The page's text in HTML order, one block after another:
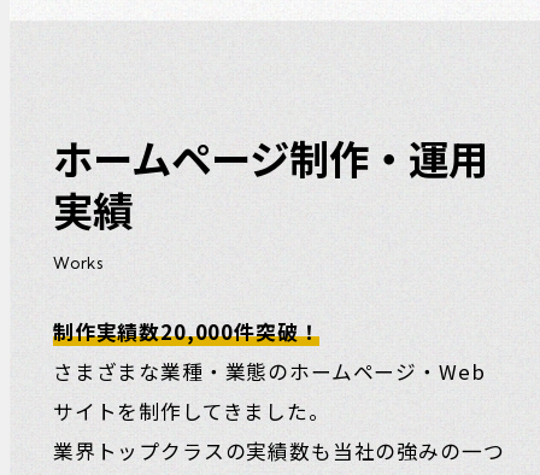
ホームページ制作・運用
実績
Works
制作実績数20,000件突破！
さまざまな業種・業態のホームページ・Web
サイトを制作してきました。
業界トップクラスの実績数も当社の強みの一つ